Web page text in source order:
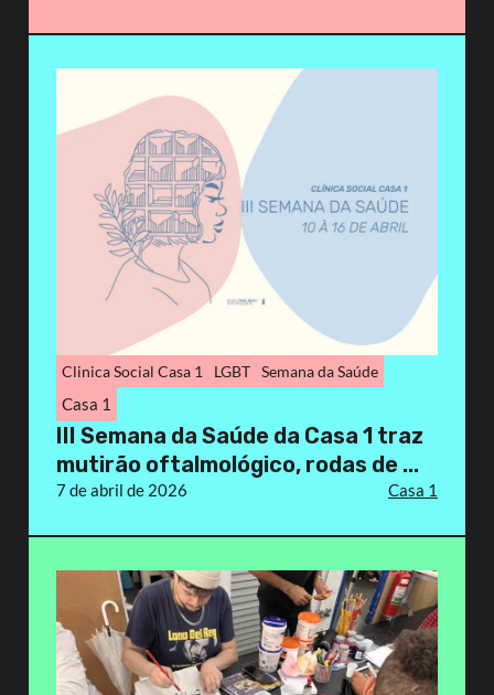
Clinica Social Casa 1 LGBT Semana da Saúde
Casa 1
III Semana da Saúde da Casa 1 traz
mutirão oftalmológico, rodas de ...
7 de abril de 2026 Casa 1